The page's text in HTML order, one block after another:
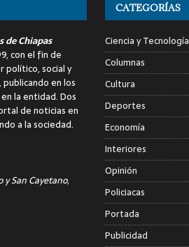
de Chiapas
con el fin de
político, social y
en los
la entidad. Dos
de noticias en
a la sociedad.
y San Cayetano,
CATEGORÍAS
Ciencia y Tecnología
Columnas
Cultura
Deportes
Economía
Interiores
Opinión
Policiacas
Portada
Publicidad